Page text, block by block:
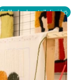
Fullbokad – ställ dig i kö